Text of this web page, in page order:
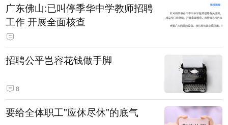
广东佛山:已叫停季华中学教师招聘
工作 开展全面核查
招聘公平岂容花钱做手脚
8
要给全体职工"应休尽休"的底气